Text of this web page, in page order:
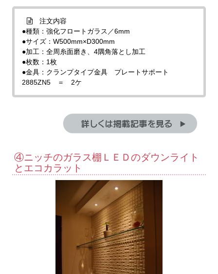
注文内容
●種類：強化フロートガラス／6mm
●サイズ：W500mm×D300mm
●加工：全周糸面磨き、4隅角落とし加工
●枚数：1枚
●金具：クランプタイプ金具 プレートサポート
2885ZN5 ＝ 2ケ
④ニッチのガラス棚ＬＥＤのダウンライト
とエコカラット